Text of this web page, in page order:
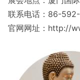
联系电话：86-
官网网址：http://